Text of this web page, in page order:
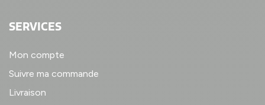
SERVICES
Mon compte
Suivre ma commande
Livraison